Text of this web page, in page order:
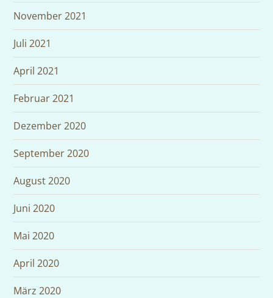
November 2021
Juli 2021
April 2021
Februar 2021
Dezember 2020
September 2020
August 2020
Juni 2020
Mai 2020
April 2020
März 2020